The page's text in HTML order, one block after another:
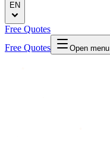
EN
Free Quotes
Free Quotes
Open menu